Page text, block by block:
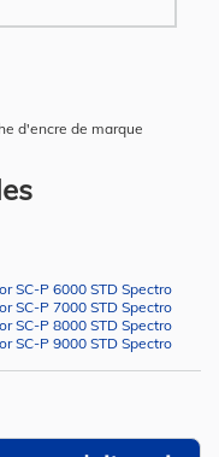
d'encre de marque
SC-P 6000 STD Spectro
SC-P 7000 STD Spectro
SC-P 8000 STD Spectro
SC-P 9000 STD Spectro